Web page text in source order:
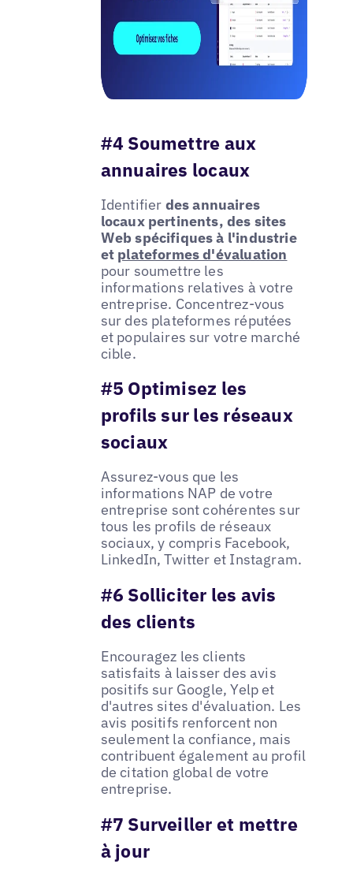
#4 Soumettre aux
annuaires locaux
Identifier des annuaires
locaux pertinents, des sites
Web spécifiques à l'industrie
et plateformes d'évaluation
pour soumettre les
informations relatives à votre
entreprise. Concentrez-vous
sur des plateformes réputées
et populaires sur votre marché
cible.
#5 Optimisez les
profils sur les réseaux
sociaux
Assurez-vous que les
informations NAP de votre
entreprise sont cohérentes sur
tous les profils de réseaux
sociaux, y compris Facebook,
LinkedIn, Twitter et Instagram.
#6 Solliciter les avis
des clients
Encouragez les clients
satisfaits à laisser des avis
positifs sur Google, Yelp et
d'autres sites d'évaluation. Les
avis positifs renforcent non
seulement la confiance, mais
contribuent également au profil
de citation global de votre
entreprise.
#7 Surveiller et mettre
à jour